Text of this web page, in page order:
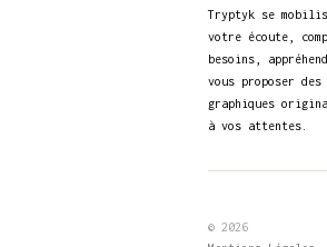
Tryptyk se
votre écoute,
besoins,
vous proposer des
graphiques
à vos attentes.
© 2026